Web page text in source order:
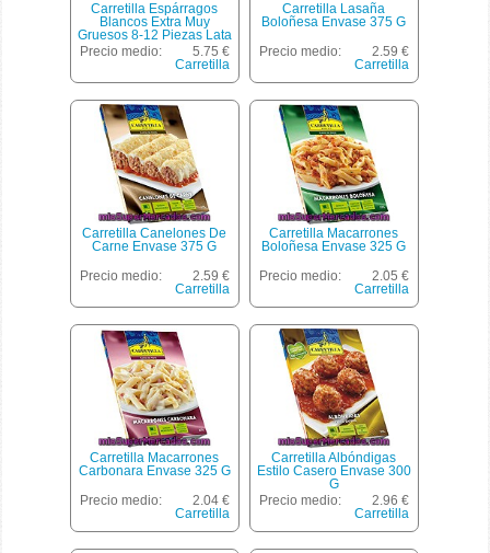
Carretilla Espárragos
Blancos Extra Muy
Gruesos 8-12 Piezas Lata
425 G Neto Escurrido
Precio medio:
5.75 €
Carretilla
Carretilla Lasaña
Boloñesa Envase 375 G
Precio medio:
2.59 €
Carretilla
Carretilla Canelones De
Carne Envase 375 G
Precio medio:
2.59 €
Carretilla
Carretilla Macarrones
Boloñesa Envase 325 G
Precio medio:
2.05 €
Carretilla
Carretilla Macarrones
Carbonara Envase 325 G
Precio medio:
2.04 €
Carretilla
Carretilla Albóndigas
Estilo Casero Envase 300
G
Precio medio:
2.96 €
Carretilla